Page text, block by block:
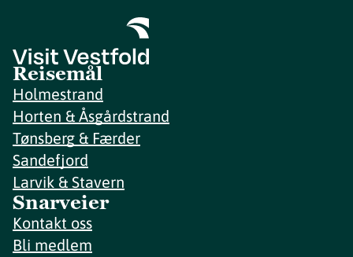
Reisemål
Holmestrand
Horten & Åsgårdstrand
Tønsberg & Færder
Sandefjord
Larvik & Stavern
Snarveier
Kontakt oss
Bli medlem